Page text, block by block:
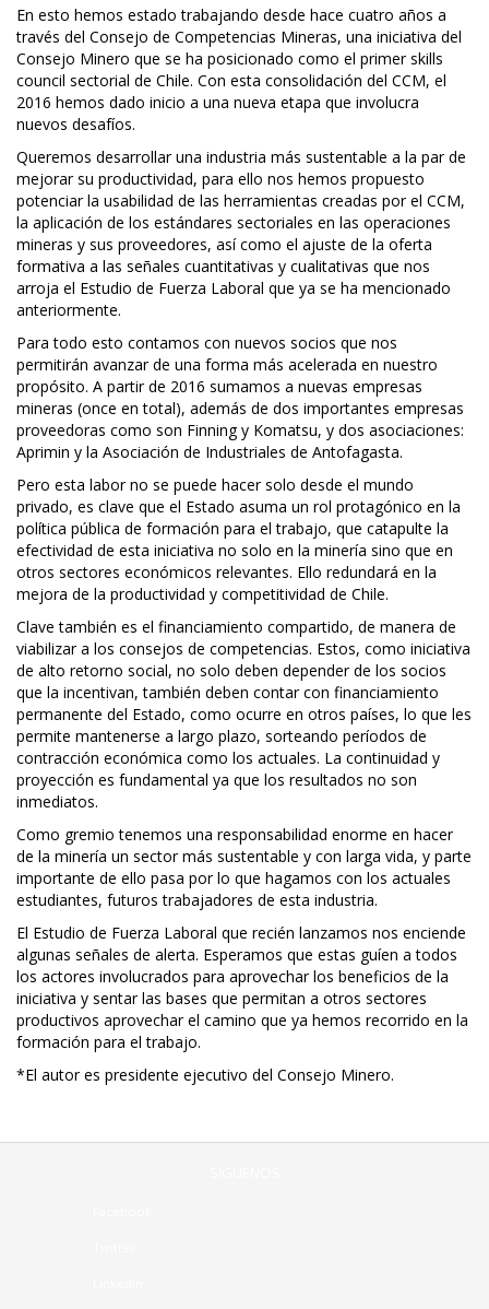
En esto hemos estado trabajando desde hace cuatro años a
través del Consejo de Competencias Mineras, una iniciativa del
Consejo Minero que se ha posicionado como el primer skills
council sectorial de Chile. Con esta consolidación del CCM, el
2016 hemos dado inicio a una nueva etapa que involucra
nuevos desafíos.
Queremos desarrollar una industria más sustentable a la par de
mejorar su productividad, para ello nos hemos propuesto
potenciar la usabilidad de las herramientas creadas por el CCM,
la aplicación de los estándares sectoriales en las operaciones
mineras y sus proveedores, así como el ajuste de la oferta
formativa a las señales cuantitativas y cualitativas que nos
arroja el Estudio de Fuerza Laboral que ya se ha mencionado
anteriormente.
Para todo esto contamos con nuevos socios que nos
permitirán avanzar de una forma más acelerada en nuestro
propósito. A partir de 2016 sumamos a nuevas empresas
mineras (once en total), además de dos importantes empresas
proveedoras como son Finning y Komatsu, y dos asociaciones:
Aprimin y la Asociación de Industriales de Antofagasta.
Pero esta labor no se puede hacer solo desde el mundo
privado, es clave que el Estado asuma un rol protagónico en la
política pública de formación para el trabajo, que catapulte la
efectividad de esta iniciativa no solo en la minería sino que en
otros sectores económicos relevantes. Ello redundará en la
mejora de la productividad y competitividad de Chile.
Clave también es el financiamiento compartido, de manera de
viabilizar a los consejos de competencias. Estos, como iniciativa
de alto retorno social, no solo deben depender de los socios
que la incentivan, también deben contar con financiamiento
permanente del Estado, como ocurre en otros países, lo que les
permite mantenerse a largo plazo, sorteando períodos de
contracción económica como los actuales. La continuidad y
proyección es fundamental ya que los resultados no son
inmediatos.
Como gremio tenemos una responsabilidad enorme en hacer
de la minería un sector más sustentable y con larga vida, y parte
importante de ello pasa por lo que hagamos con los actuales
estudiantes, futuros trabajadores de esta industria.
El Estudio de Fuerza Laboral que recién lanzamos nos enciende
algunas señales de alerta. Esperamos que estas guíen a todos
los actores involucrados para aprovechar los beneficios de la
iniciativa y sentar las bases que permitan a otros sectores
productivos aprovechar el camino que ya hemos recorrido en la
formación para el trabajo.
*El autor es presidente ejecutivo del Consejo Minero.